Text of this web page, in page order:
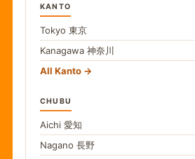
KANTO
Tokyo 東京
Kanagawa 神奈川
All Kanto
CHUBU
Aichi 愛知
Nagano 長野